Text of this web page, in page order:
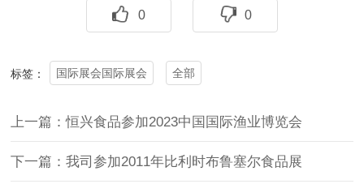
0 0
标签： 国际展会国际展会 全部
上一篇：恒兴食品参加2023中国国际渔业博览会
下一篇：我司参加2011年比利时布鲁塞尔食品展